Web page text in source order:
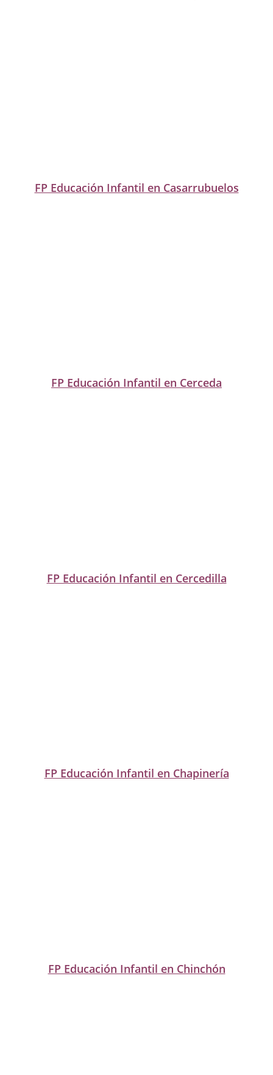
FP Educación Infantil en Casarrubuelos
FP Educación Infantil en Cerceda
FP Educación Infantil en Cercedilla
FP Educación Infantil en Chapinería
FP Educación Infantil en Chinchón